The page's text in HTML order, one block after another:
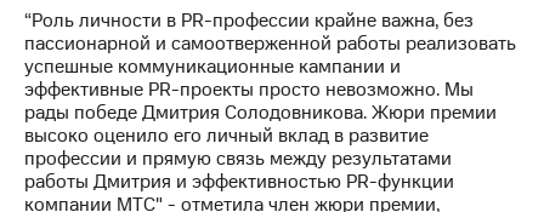
“Роль личности в PR-профессии крайне важна, без
пассионарной и самоотверженной работы реализовать
успешные коммуникационные кампании и
эффективные PR-проекты просто невозможно. Мы
рады победе Дмитрия Солодовникова. Жюри премии
высоко оценило его личный вклад в развитие
профессии и прямую связь между результатами
работы Дмитрия и эффективностью PR-функции
компании МТС" - отметила член жюри премии,